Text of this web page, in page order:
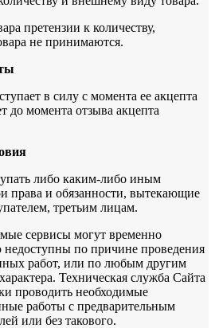
претензии к количеству,
не принимаются.
в силу с момента ее акцепта
до момента отзыва акцепта
либо каким-либо иным
права и обязанности, вытекающие
третьим лицам.
сервисы могут временно
по причине проведения
работ, или по любым другим
Техническая служба Сайта
проводить необходимые
работы с предварительным
или без такового.